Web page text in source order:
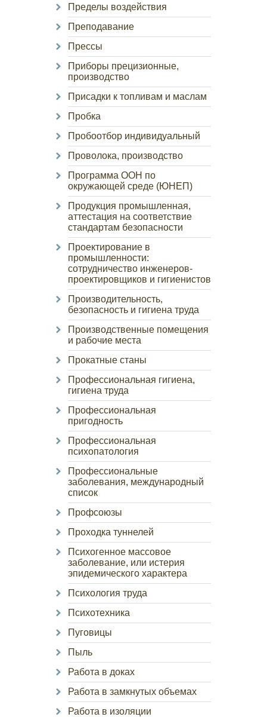
Пределы воздействия
Преподавание
Прессы
Приборы прецизионные,
производство
Присадки к топливам и маслам
Пробка
Пробоотбор индивидуальный
Проволока, производство
Программа ООН по
окружающей среде (ЮНЕП)
Продукция промышленная,
аттестация на соответствие
стандартам безопасности
Проектирование в
промышленности:
сотрудничество инженеров-
проектировщиков и гигиенистов
Производительность,
безопасность и гигиена труда
Производственные помещения
и рабочие места
Прокатные станы
Профессиональная гигиена,
гигиена труда
Профессиональная
пригодность
Профессиональная
психопатология
Профессиональные
заболевания, международный
список
Профсоюзы
Проходка туннелей
Психогенное массовое
заболевание, или истерия
эпидемического характера
Психология труда
Психотехника
Пуговицы
Пыль
Работа в доках
Работа в замкнутых объемах
Работа в изоляции